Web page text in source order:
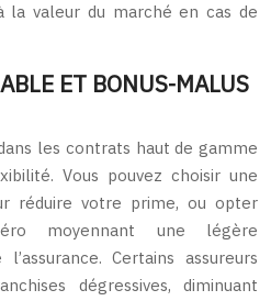
la valeur du marché en cas de
ET BONUS-MALUS
les contrats haut de gamme
Vous pouvez choisir une
réduire votre prime, ou opter
moyennant une légère
Certains assureurs
dégressives, diminuant